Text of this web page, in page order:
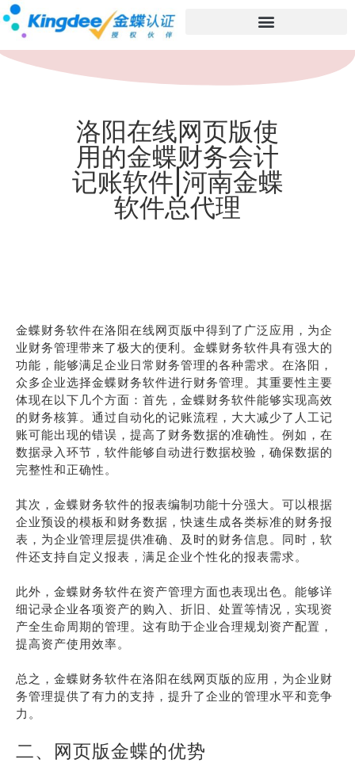
洛阳在线网页版使
用的金蝶财务会计
记账软件|河南金蝶
软件总代理
金蝶财务软件在洛阳在线网页版中得到了广泛应用，为企
业财务管理带来了极大的便利。金蝶财务软件具有强大的
功能，能够满足企业日常财务管理的各种需求。在洛阳，
众多企业选择金蝶财务软件进行财务管理。其重要性主要
体现在以下几个方面：首先，金蝶财务软件能够实现高效
的财务核算。通过自动化的记账流程，大大减少了人工记
账可能出现的错误，提高了财务数据的准确性。例如，在
数据录入环节，软件能够自动进行数据校验，确保数据的
完整性和正确性。
其次，金蝶财务软件的报表编制功能十分强大。可以根据
企业预设的模板和财务数据，快速生成各类标准的财务报
表，为企业管理层提供准确、及时的财务信息。同时，软
件还支持自定义报表，满足企业个性化的报表需求。
此外，金蝶财务软件在资产管理方面也表现出色。能够详
细记录企业各项资产的购入、折旧、处置等情况，实现资
产全生命周期的管理。这有助于企业合理规划资产配置，
提高资产使用效率。
总之，金蝶财务软件在洛阳在线网页版的应用，为企业财
务管理提供了有力的支持，提升了企业的管理水平和竞争
力。
二、网页版金蝶的优势